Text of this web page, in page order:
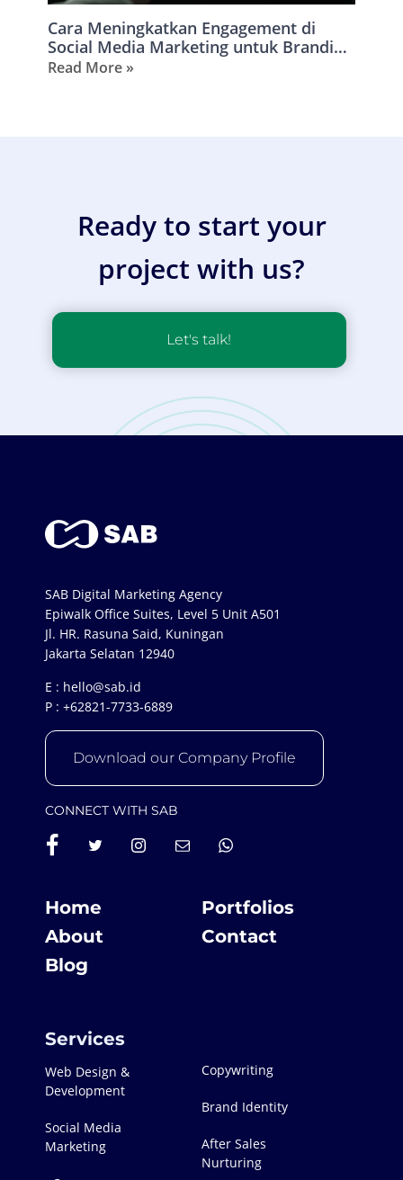
Cara Meningkatkan Engagement di
Social Media Marketing untuk Branding
yang Efektif
Read More »
Ready to start your
project with us?
Let's talk!
SAB Digital Marketing Agency
Epiwalk Office Suites, Level 5 Unit A501
Jl. HR. Rasuna Said, Kuningan
Jakarta Selatan 12940
E : hello@sab.id
P : +62821-7733-6889
Download our Company Profile
CONNECT WITH SAB
Home
Portfolios
About
Contact
Blog
Services
Web Design &
Development
Social Media
Marketing
Copywriting
Brand Identity
After Sales
Nurturing